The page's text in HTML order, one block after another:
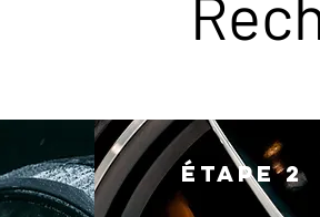
Étape 2